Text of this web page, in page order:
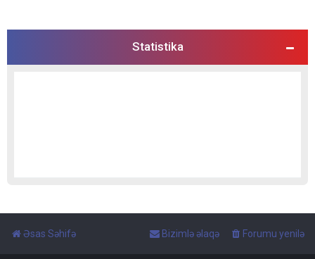
Statistika
Əsas Səhifə Forumu yenilə
Bizimlə əlaqə